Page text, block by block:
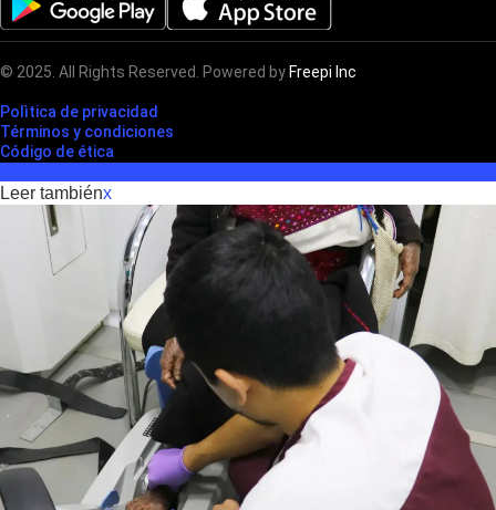
© 2025. All Rights Reserved. Powered by Freepi Inc
Polìtica de privacidad
Términos y condiciones
Código de ética
Leer tambiénx